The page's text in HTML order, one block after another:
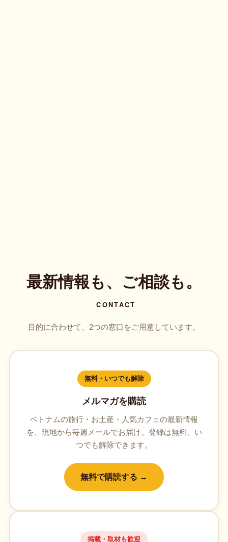
最新情報も、ご相談も。
CONTACT
目的に合わせて、2つの窓口をご用意しています。
無料・いつでも解除
メルマガを購読
ベトナムの旅行・お土産・人気カフェの最新情報
を、現地から毎週メールでお届け。登録は無料、い
つでも解除できます。
無料で購読する →
掲載・取材も歓迎